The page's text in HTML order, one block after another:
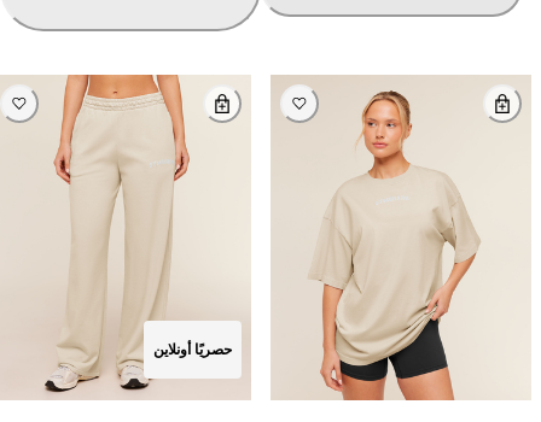
حصريًا أونلاين